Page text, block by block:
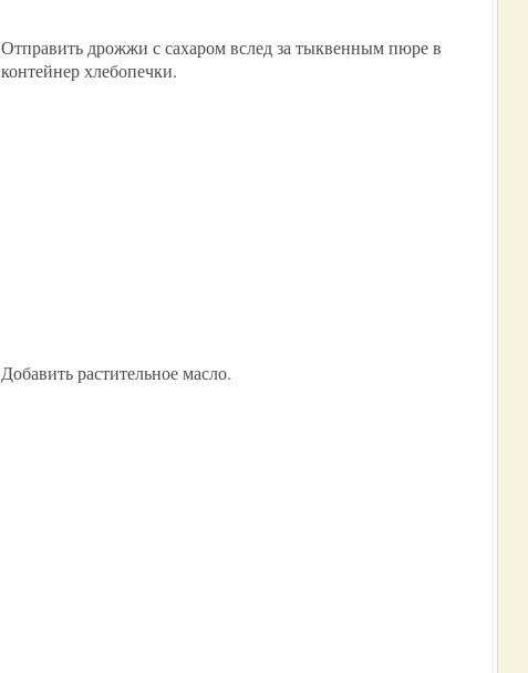
Отправить дрожжи с сахаром вслед за тыквенным пюре в
контейнер хлебопечки.
Добавить растительное масло.